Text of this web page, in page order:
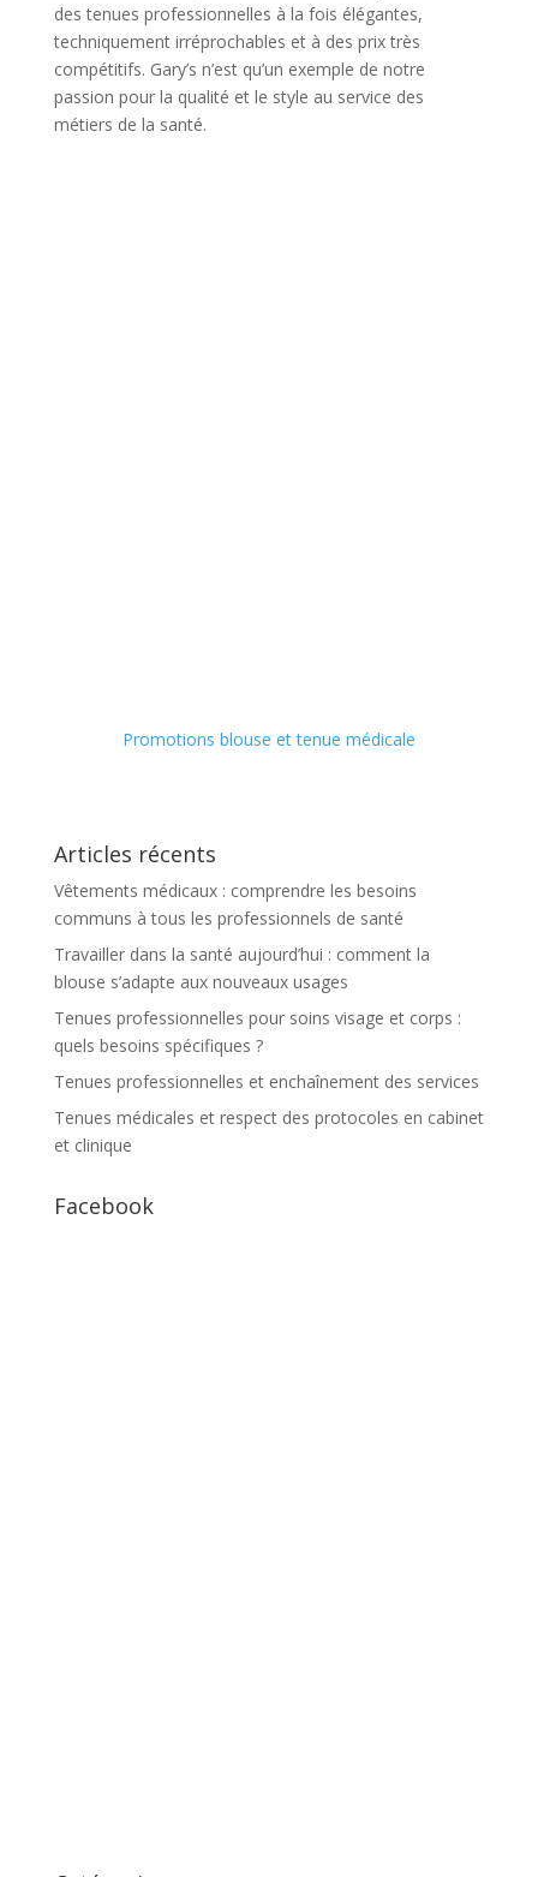
des tenues professionnelles à la fois élégantes,
techniquement irréprochables et à des prix très
compétitifs. Gary’s n’est qu’un exemple de notre
passion pour la qualité et le style au service des
métiers de la santé.
Promotions blouse et tenue médicale
Articles récents
Vêtements médicaux : comprendre les besoins
communs à tous les professionnels de santé
Travailler dans la santé aujourd’hui : comment la
blouse s’adapte aux nouveaux usages
Tenues professionnelles pour soins visage et corps :
quels besoins spécifiques ?
Tenues professionnelles et enchaînement des services
Tenues médicales et respect des protocoles en cabinet
et clinique
Facebook